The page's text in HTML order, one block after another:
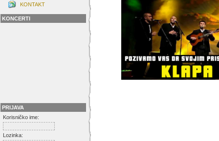
KONTAKT
KONCERTI
PRIJAVA
Korisničko ime:
Lozinka: